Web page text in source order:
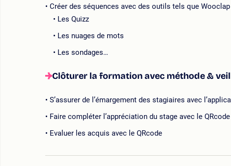
Créer des séquences avec des outils tels que
Les Quizz
Les nuages de mots
Les sondages…
Clôturer la formation avec méthode &
S’assurer de l’émargement des stagiaires avec
Faire compléter l’appréciation du stage avec le QRcode
Evaluer les acquis avec le QRcode